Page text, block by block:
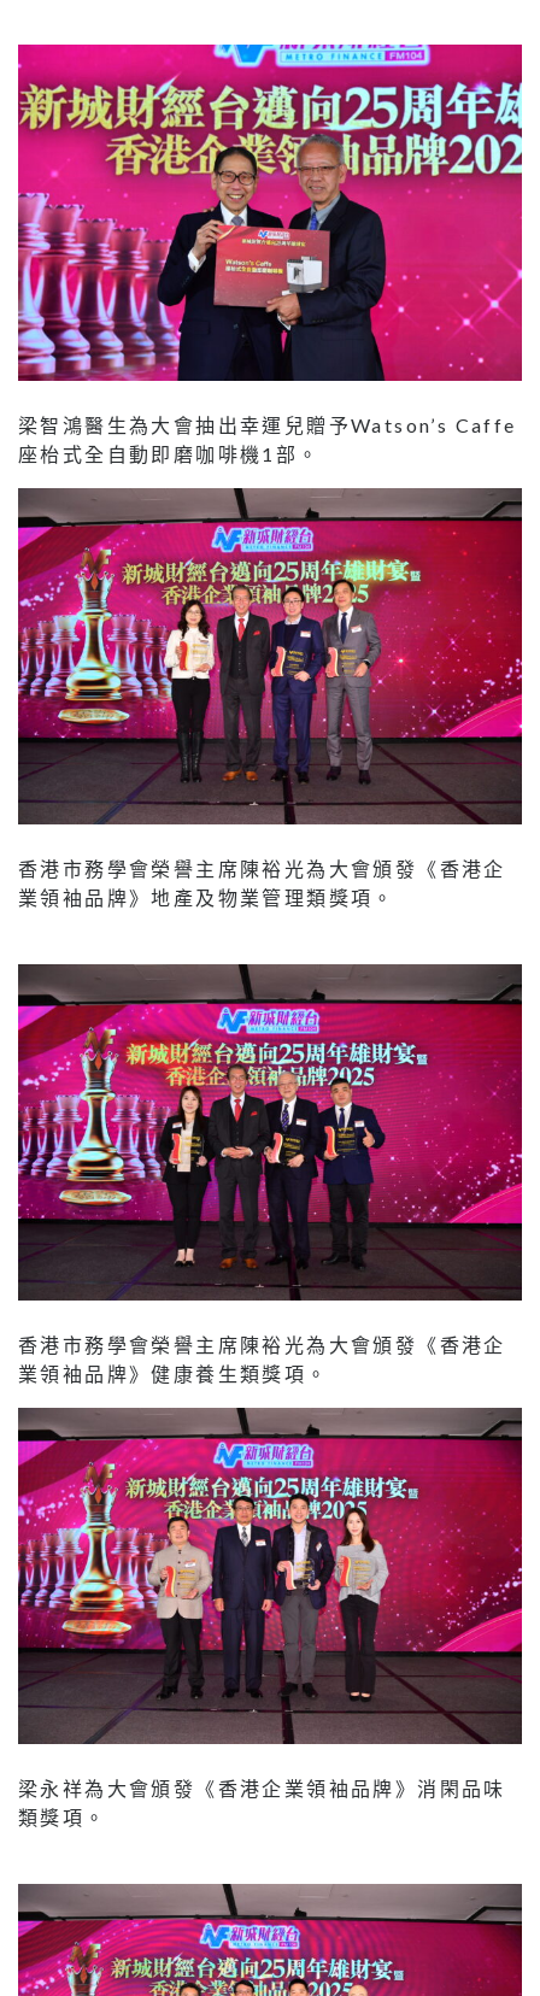
梁智鴻醫生為大會抽出幸運兒贈予Watson’s Caffe
座枱式全自動即磨咖啡機1部。
香港市務學會榮譽主席陳裕光為大會頒發《香港企
業領袖品牌》地產及物業管理類獎項。
香港市務學會榮譽主席陳裕光為大會頒發《香港企
業領袖品牌》健康養生類獎項。
梁永祥為大會頒發《香港企業領袖品牌》消閑品味
類獎項。